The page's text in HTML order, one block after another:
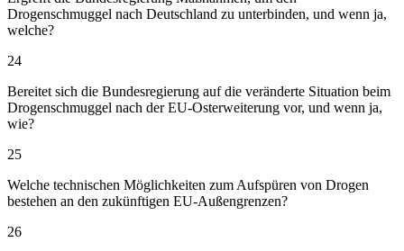
Drogenschmuggel nach Deutschland zu unterbinden, und wenn ja,
welche?
24
Bereitet sich die Bundesregierung auf die veränderte Situation beim
Drogenschmuggel nach der EU-Osterweiterung vor, und wenn ja,
wie?
25
Welche technischen Möglichkeiten zum Aufspüren von Drogen
bestehen an den zukünftigen EU-Außengrenzen?
26